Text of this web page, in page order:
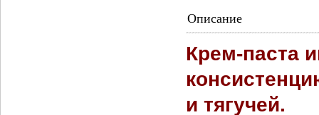
Описание
Крем-паста
и тягучей.